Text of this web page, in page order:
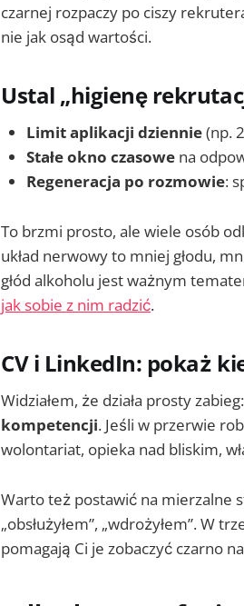
czarnej rozpaczy po ciszy
nie jak osąd wartości.
Ustal „higienę
Limit aplikacji dziennie(np.
Stałe okno czasowe na
Regeneracja po rozmowie:
To brzmi prosto, ale wiele osób
układ nerwowy to mniej głodu,
głód alkoholu jest ważnym
jak sobie z nim radzić.
CV i LinkedIn: pokaż
Widziałem, że działa prosty
kompetencji. Jeśli w przerwie
wolontariat, opieka nad bliskim,
Warto też postawić na mierzalne
„obsłużyłem”, „wdrożyłem”. W
pomagają Ci je zobaczyć czarno